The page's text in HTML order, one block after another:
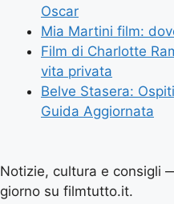
Oscar
Mia Martini film:
Film di Charlotte
vita privata
Belve Stasera:
Guida Aggiornata
Notizie, cultura e consigli
giorno su filmtutto.it.